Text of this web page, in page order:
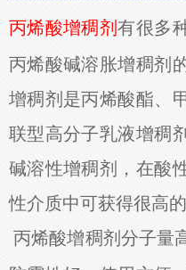
丙烯酸增稠剂有很多
丙烯酸碱溶胀增稠剂
增稠剂是丙烯酸酯、
联型高分子乳液增稠
碱溶性增稠剂，在酸
性介质中可获得很高的
丙烯酸增稠剂分子量